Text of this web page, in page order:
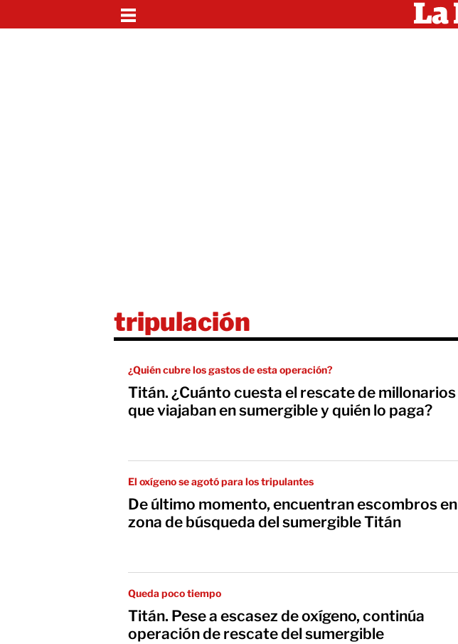
tripulación
¿Quién cubre los gastos de esta operación?
Titán. ¿Cuánto cuesta el rescate de millonarios
que viajaban en sumergible y quién lo paga?
El oxígeno se agotó para los tripulantes
De último momento, encuentran escombros en
zona de búsqueda del sumergible Titán
Queda poco tiempo
Titán. Pese a escasez de oxígeno, continúa
operación de rescate del sumergible